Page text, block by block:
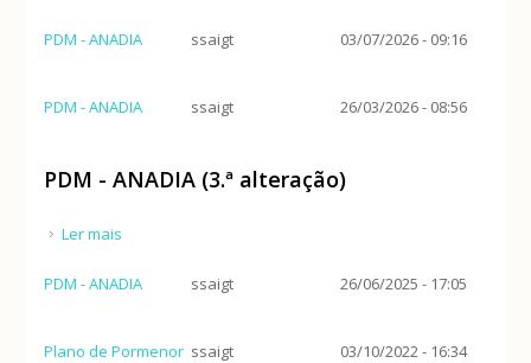
PDM - ANADIA ssaigt 03/07/2026 - 09:16
PDM - ANADIA ssaigt 26/03/2026 - 08:56
PDM - ANADIA (3.ª alteração)
Ler mais
PDM - ANADIA ssaigt 26/06/2025 - 17:05
Plano de Pormenor ssaigt 03/10/2022 - 16:34